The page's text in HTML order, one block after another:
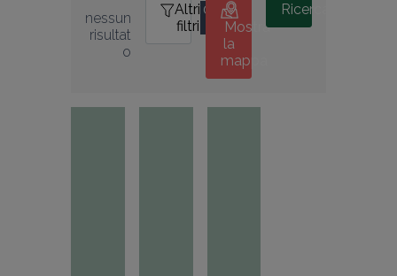
nessun
risultat
o
Altri
filtri
0
Mostra
la
mappa
Ricerca